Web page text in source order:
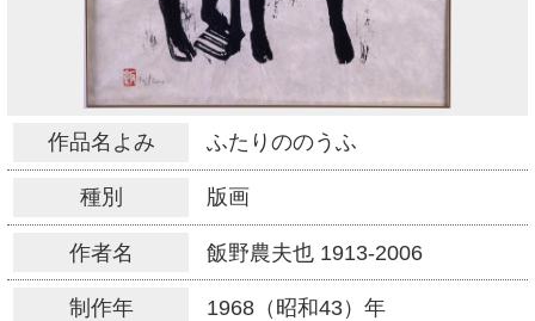
作品名よみ ふたりののうふ
種別 版画
作者名 飯野農夫也 1913-2006
制作年 1968（昭和43）年